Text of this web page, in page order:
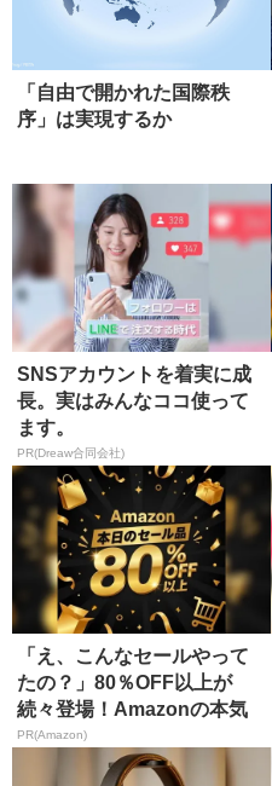
「自由で開かれた国際秩
序」は実現するか
SNSアカウントを着実に成
長。実はみんなココ使って
ます。
PR(Dreaw合同会社)
「え、こんなセールやって
たの？」80％OFF以上が
続々登場！Amazonの本気
が...
PR(Amazon)